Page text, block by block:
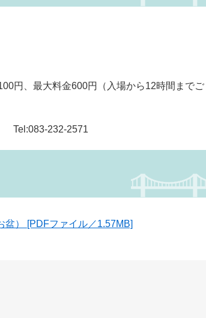
円、最大料金600円（入場から12時間までご
Tel:083-232-2571
盆） [PDFファイル／1.57MB]